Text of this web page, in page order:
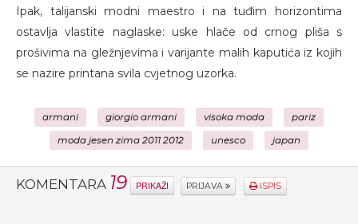
Ipak, talijanski modni maestro i na tuđim horizontima
ostavlja vlastite naglaske: uske hlače od crnog pliša s
prošivima na gležnjevima i varijante malih kaputića iz kojih
se nazire printana svila cvjetnog uzorka.
armani giorgio armani visoka moda pariz
moda jesen zima 2011 2012 unesco japan
KOMENTARA 19 PRIKAŽI PRIJAVA ISPIS